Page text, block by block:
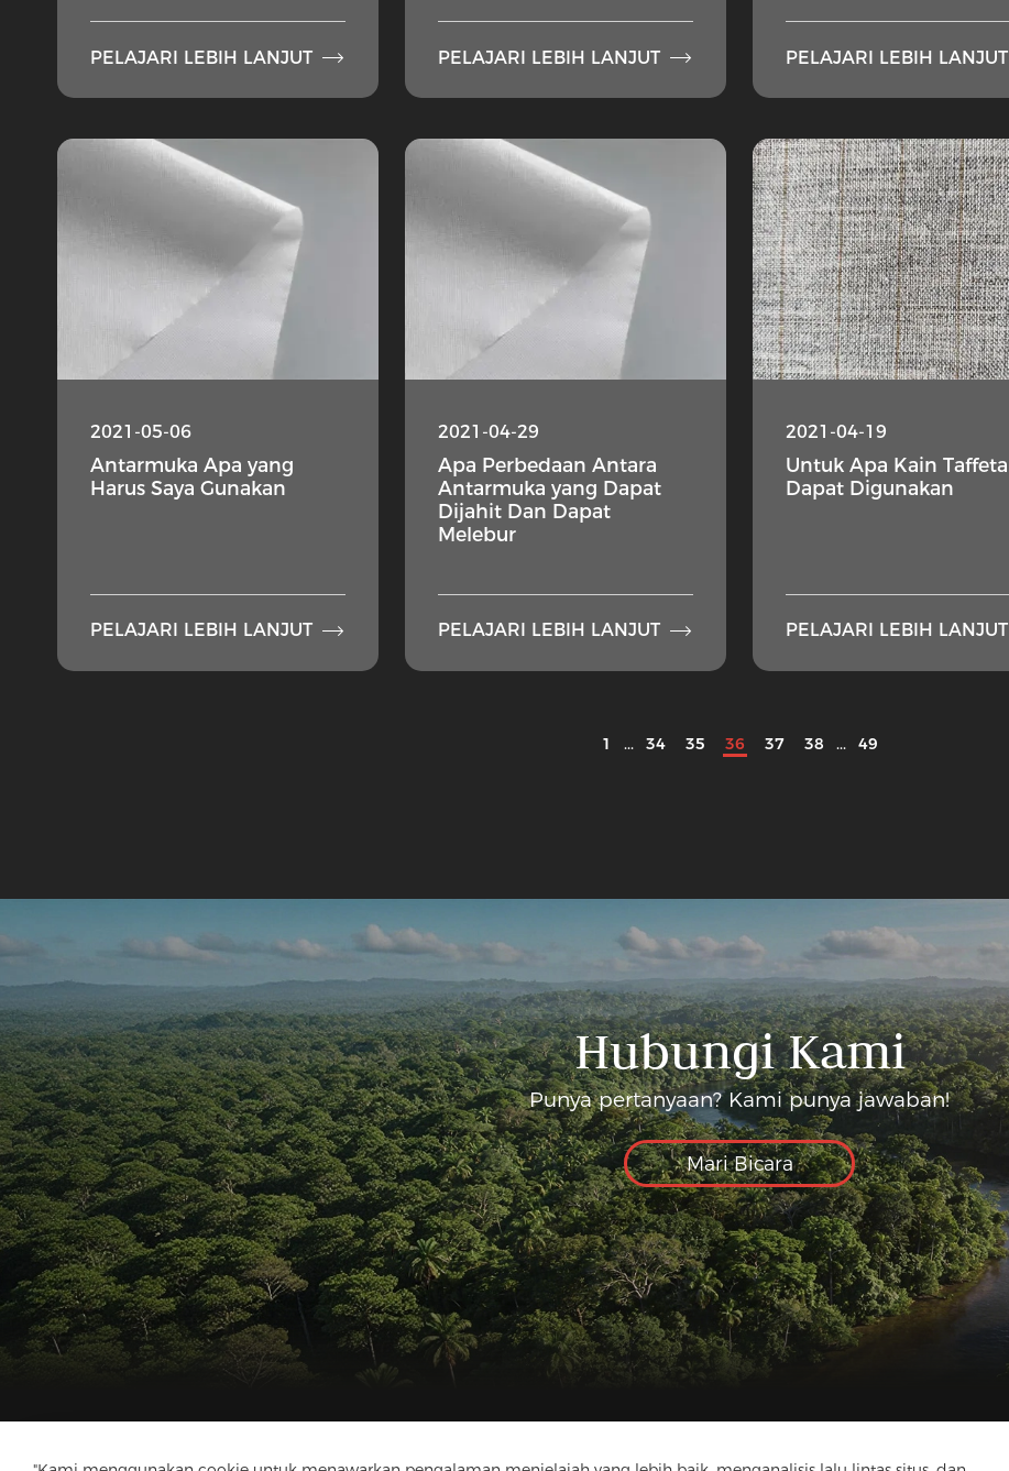
PELAJARI LEBIH LANJUT  PELAJARI LEBIH LANJUT  PELAJARI LEBIH LANJUT
2021-05-06
Antarmuka Apa yang
Harus Saya Gunakan
PELAJARI LEBIH LANJUT 
2021-04-29
Apa Perbedaan Antara
Antarmuka yang Dapat
Dijahit Dan Dapat
Melebur
PELAJARI LEBIH LANJUT 
2021-04-19
Untuk Apa Kain Taffeta
Dapat Digunakan
PELAJARI LEBIH LANJUT
1 ... 34 35 36 37 38 ... 49
Hubungi Kami
Punya pertanyaan? Kami punya jawaban!
Mari Bicara